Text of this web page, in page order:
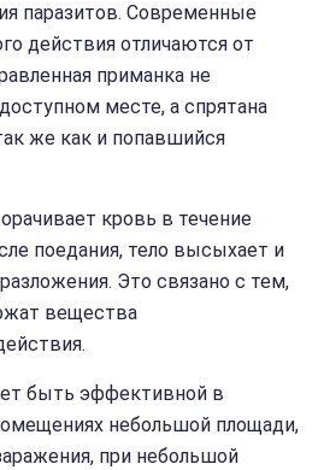
паразитов. Современные
действия отличаются от
приманка не
месте, а спрятана
же как и попавшийся
кровь в течение
поедания, тело высыхает и
Это связано с тем,
вещества
быть эффективной в
небольшой площади,
при небольшой